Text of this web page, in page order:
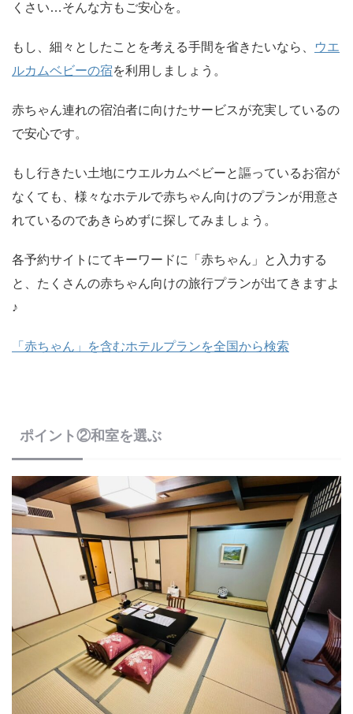
くさい…そんな方もご安心を。
もし、細々としたことを考える手間を省きたいなら、
ウエ
ルカムベビーの宿を利用しましょう。
赤ちゃん連れの宿泊者に向けたサービスが充実しているの
で安心です。
もし行きたい土地にウエルカムベビーと謳っているお宿が
なくても、様々なホテルで赤ちゃん向けのプランが用意さ
れているのであきらめずに探してみましょう。
各予約サイトにてキーワードに「赤ちゃん」と入力する
と、たくさんの赤ちゃん向けの旅行プランが出てきますよ
♪
「赤ちゃん」を含むホテルプランを全国から検索
ポイント②和室を選ぶ